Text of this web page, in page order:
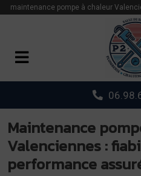
maintenance pompe à chaleur
Maintenance
Valenciennes :
performance
Panneau de gestion des cookies